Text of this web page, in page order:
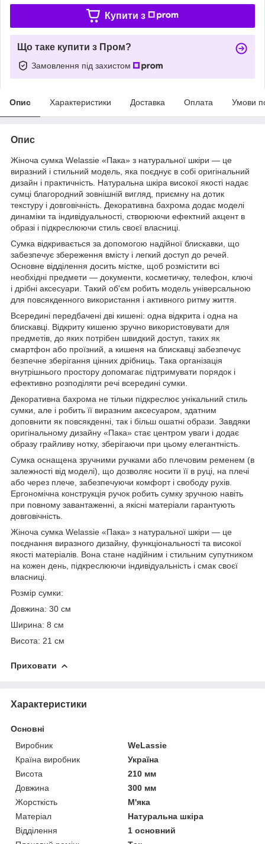
Купити з
Що таке купити з Пром?
Замовлення під захистом
Опис Характеристики Доставка Оплата Умови
Опис
Жіноча сумка Welassie «Пака» з натуральної шкіри — це
виразний і стильний модель, яка поєднує в собі оригінальний
дизайн і практичність. Натуральна шкіра високої якості надає
сумці благородний зовнішній вигляд, приємну на дотик
текстуру і довговічність. Декоративна бахрома додає моделі
динаміки та індивідуальності, створюючи ефектний акцент в
образі і підкреслюючи стиль своєї власниці.
Сумка відкривається за допомогою надійної блискавки, що
забезпечує збереження вмісту і легкий доступ до речей.
Основне відділення досить містке, щоб розмістити всі
необхідні предмети — документи, косметичку, телефон, ключі
і дрібні аксесуари. Такий об'єм робить модель універсальною
для повсякденного використання і активного ритму життя.
Всередині передбачені дві кишені: одна відкрита і одна на
блискавці. Відкриту кишеню зручно використовувати для
предметів, до яких потрібен швидкий доступ, таких як
смартфон або проїзний, а кишеня на блискавці забезпечує
безпечне зберігання цінних дрібниць. Така організація
внутрішнього простору допомагає підтримувати порядок і
ефективно розподіляти речі всередині сумки.
Декоративна бахрома не тільки підкреслює унікальний стиль
сумки, але і робить її виразним аксесуаром, здатним
доповнити як повсякденні, так і більш ошатні образи. Завдяки
оригінальному дизайну «Пака» стає центром уваги і додає
образу грайливу нотку, зберігаючи при цьому елегантність.
Сумка оснащена зручними ручками або плечовим ременем (в
залежності від моделі), що дозволяє носити її в руці, на плечі
або через плече, забезпечуючи комфорт і свободу рухів.
Ергономічна конструкція ручок робить сумку зручною навіть
при повному завантаженні, а якісні матеріали гарантують
довговічність.
Жіноча сумка Welassie «Пака» з натуральної шкіри — це
поєднання виразного дизайну, функціональності та високої
якості матеріалів. Вона стане надійним і стильним супутником
на кожен день, підкреслюючи індивідуальність і смак своєї
власниці.
Розмір сумки:
Довжина: 30 см
Ширина: 8 см
Висота: 21 см
Приховати
Характеристики
Основні
Виробник
WeLassie
Країна виробник
Україна
Висота
210 мм
Довжина
300 мм
Жорсткість
М'яка
Матеріал
Натуральна шкіра
Відділення
1 основний